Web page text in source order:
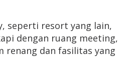
seperti resort yang lain,
dengan ruang meeting,
renang dan fasilitas yang